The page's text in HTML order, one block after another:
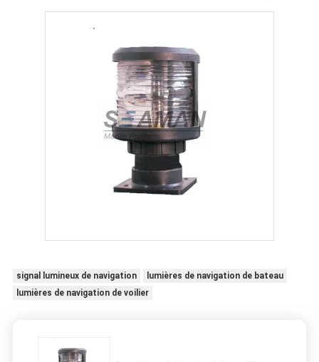
signal lumineux de navigation
lumières de navigation de bateau
lumières de navigation de voilier